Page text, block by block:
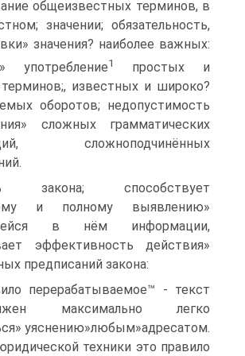
общеизвестных терминов, в
значении; обязательность,
значения? наиболее важных:
употребление1
простых и
известных и широко?
оборотов; недопустимость
сложных грамматических
сложноподчинённых
закона; способствует
и полному выявлению»
в нём информации,
эффективность действия»
предписаний закона:
перерабатываемое™ - текст
максимально легко
уяснению»любым»адресатом.
техники это правило